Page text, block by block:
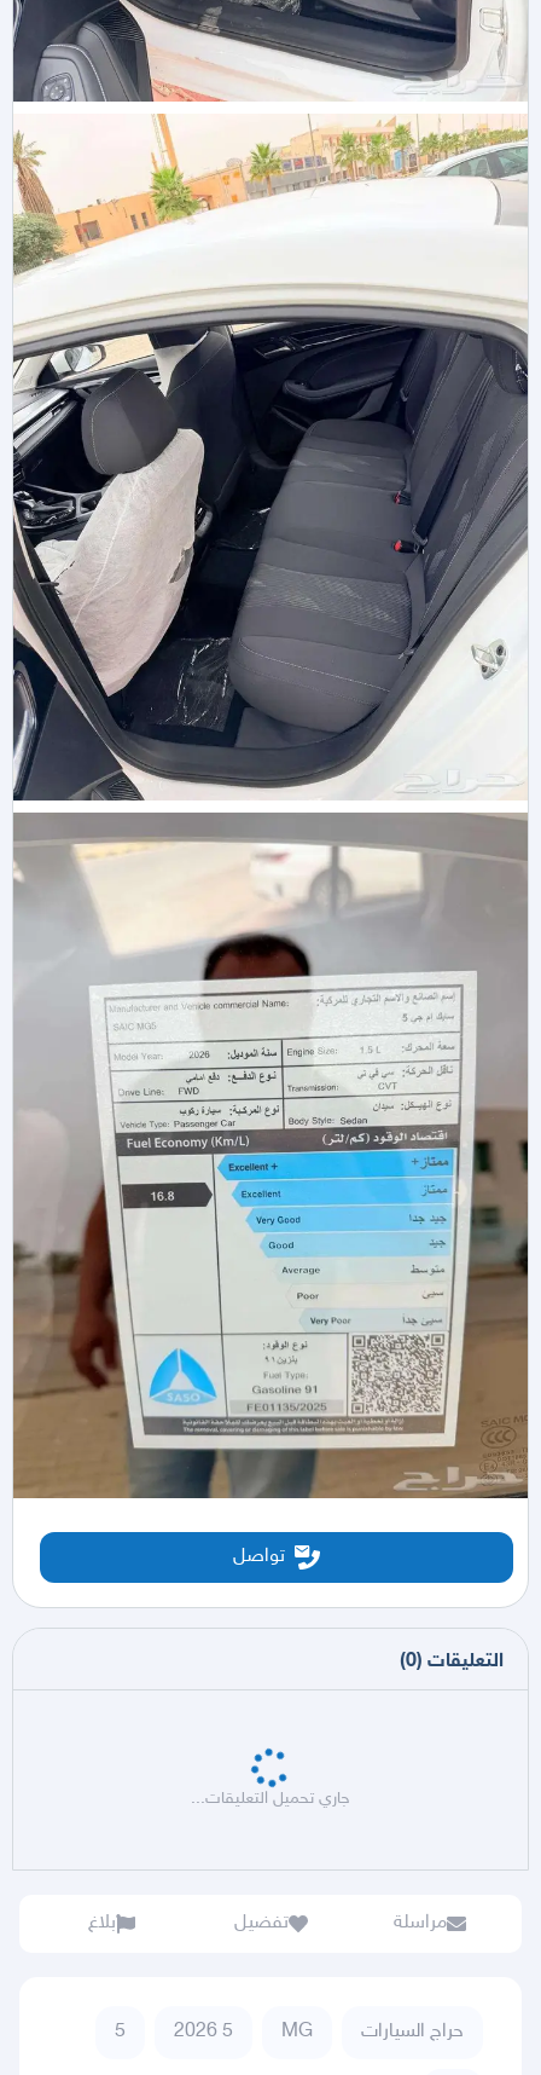
تواصل
التعليقات (
0
)
جاري تحميل التعليقات...
مراسلة تفضيل بلاغ
حراج السيارات MG
5 2026
5